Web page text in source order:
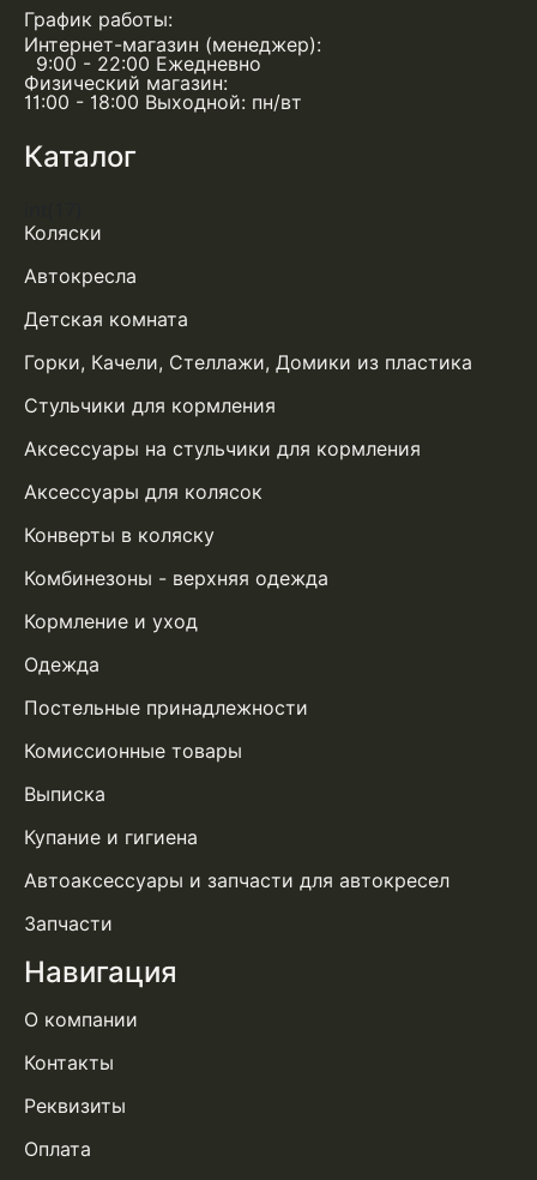
График работы:
Интернет-магазин (менеджер):
9:00 - 22:00 Ежедневно
Физический магазин:
11:00 - 18:00 Выходной: пн/вт
Каталог
Коляски
Автокресла
Детская комната
Горки, Качели, Стеллажи, Домики из пластика
Стульчики для кормления
Аксессуары на стульчики для кормления
Аксессуары для колясок
Конверты в коляску
Комбинезоны - верхняя одежда
Кормление и уход
Одежда
Постельные принадлежности
Комиссионные товары
Выписка
Купание и гигиена
Автоаксессуары и запчасти для автокресел
Запчасти
Навигация
О компании
Контакты
Реквизиты
Оплата